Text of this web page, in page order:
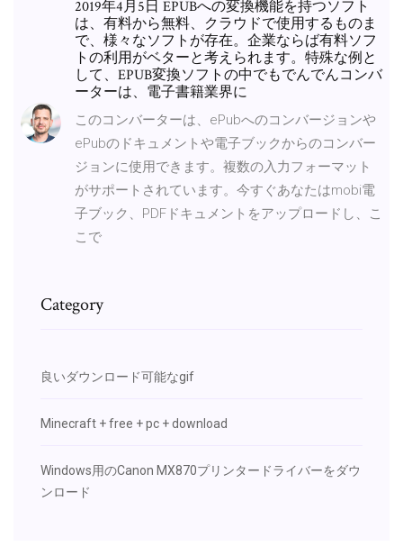
2019年4月5日 EPUBへの変換機能を持つソフト
は、有料から無料、クラウドで使用するものま
で、様々なソフトが存在。企業ならば有料ソフ
トの利用がベターと考えられます。特殊な例と
して、EPUB変換ソフトの中でもでんでんコンバ
ーターは、電子書籍業界に
このコンバーターは、ePubへのコンバージョンや
ePubのドキュメントや電子ブックからのコンバー
ジョンに使用できます。複数の入力フォーマット
がサポートされています。今すぐあなたはmobi電
子ブック、PDFドキュメントをアップロードし、こ
こで
Category
良いダウンロード可能なgif
Minecraft + free + pc + download
Windows用のCanon MX870プリンタードライバーをダウ
ンロード